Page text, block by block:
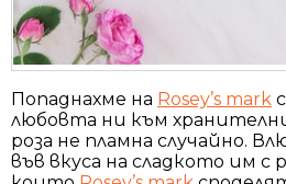
Попаднахме на Rosey’s mark
любовта ни към
роза не пламна случайно.
във вкуса на сладкото им с